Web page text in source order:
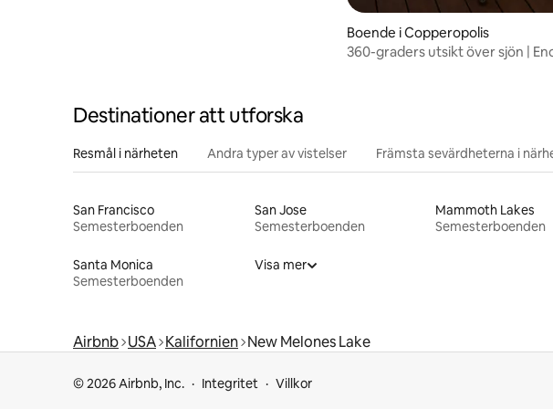
Boende i Copperopolis
360-graders utsikt över sjön |
Destinationer att utforska
Resmål i närheten Andra typer av vistelser Främsta sevärdheterna i
San Francisco
Semesterboenden
San Jose
Semesterboenden
Mammoth Lakes
Semesterboenden
Santa Monica
Semesterboenden
Visa mer
Airbnb USA Kalifornien New Melones Lake
© 2026 Airbnb, Inc. Integritet Villkor